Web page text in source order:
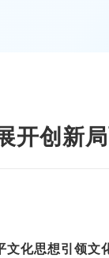
开创新
化思想引领文